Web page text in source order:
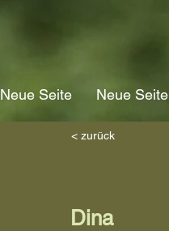
Neue Seite Neue Seite
< zurück
Dina